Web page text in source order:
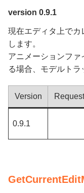
version 0.9.1
現在エディタ上でカ
します。
アニメーションフ
る場合、モデルトラ
Version Request
0.9.1